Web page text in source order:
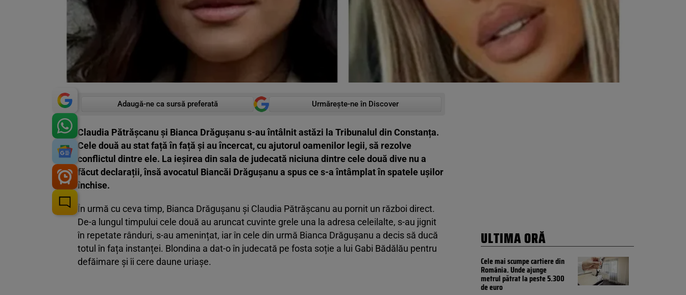
Adaugă-ne ca sursă preferată Urmărește-ne în Discover
Claudia Pătrășcanu și Bianca Drăgușanu s-au întâlnit astăzi la Tribunalul din Constanța.
Cele două au stat față în față și au încercat, cu ajutorul oamenilor legii, să rezolve
conflictul dintre ele. La ieșirea din sala de judecată niciuna dintre cele două dive nu a
făcut declarații, însă avocatul Biancăi Drăgușanu a spus ce s-a întâmplat în spatele ușilor
închise.
În urmă cu ceva timp, Bianca Drăgușanu și Claudia Pătrășcanu au pornit un război direct.
De-a lungul timpului cele două au aruncat cuvinte grele una la adresa celeilalte, s-au jignit
în repetate rânduri, s-au amenințat, iar în cele din urmă Bianca Drăgușanu a decis să ducă
totul în fața instanței. Blondina a dat-o în judecată pe fosta soție a lui Gabi Bădălău pentru
defăimare și îi cere daune uriașe.
ULTIMA ORĂ
Cele mai scumpe cartiere din
România. Unde ajunge
metrul pătrat la peste 5.300
de euro